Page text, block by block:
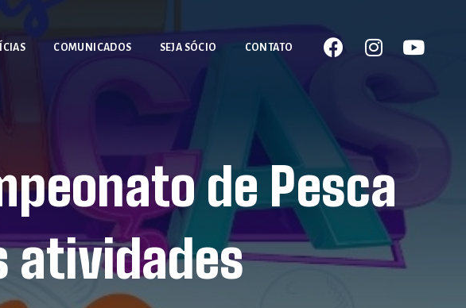
COMUNICADOS SEJA SÓCIO CONTATO
de Pesca
atividades